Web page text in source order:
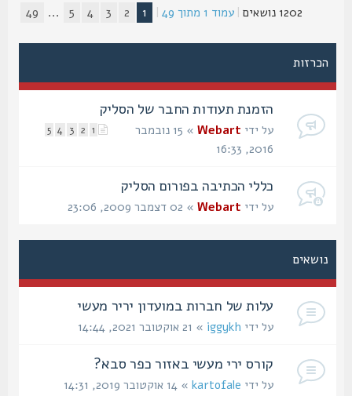
|עמוד1מתוך49
|
1
5
...
49
הכרזות
הזמנת תעודות החבר של הסליק
2
3
4
5 על ידיWebart
» 15 נובמבר
כללי הכתיבה בפורום הסליק
על ידיWebart» 02 דצמבר 2009, 23:06
נושאים
עלות של חברות במועדון יריר מעשי
על ידיiggykh» 21 אוקטובר 2021, 14:44
קורס ירי מעשי באזור כפר סבא?
על ידיkartofale» 14 אוקטובר 2019, 14:31